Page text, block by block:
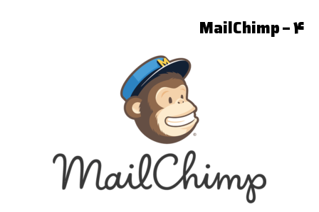
4 – MailChimp